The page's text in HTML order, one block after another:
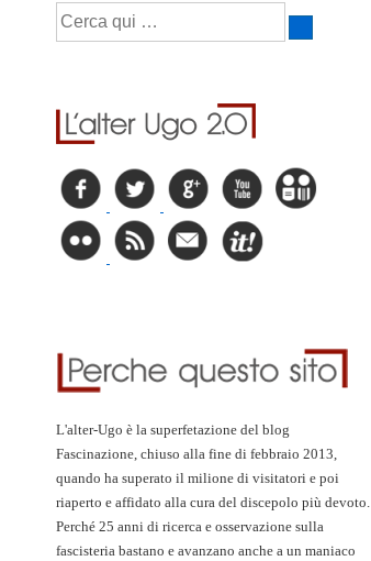
L'alter-Ugo è la superfetazione del blog
Fascinazione, chiuso alla fine di febbraio 2013,
quando ha superato il milione di visitatori e poi
riaperto e affidato alla cura del discepolo più devoto.
Perché 25 anni di ricerca e osservazione sulla
fascisteria bastano e avanzano anche a un maniaco